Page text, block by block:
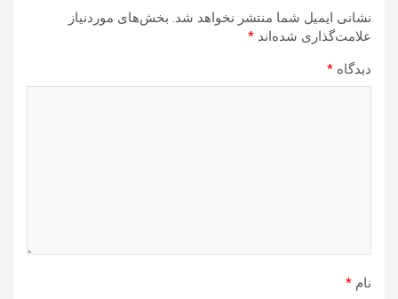
نشانی ایمیل شما منتشر نخواهد شد. بخش‌های موردنیاز
علامت‌گذاری شده‌اند *
دیدگاه *
نام *